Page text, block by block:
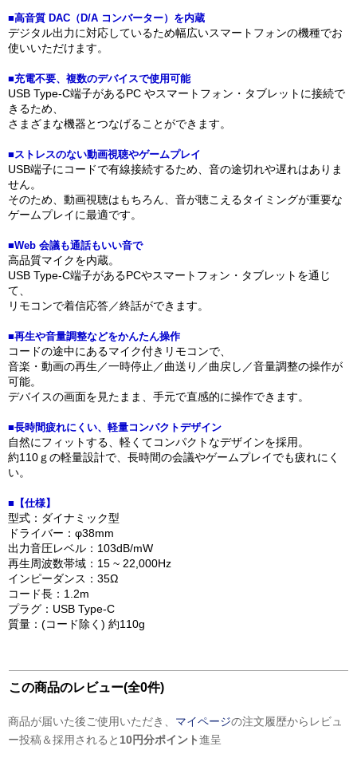
■高音質 DAC（D/A コンバーター）を内蔵
デジタル出力に対応しているため幅広いスマートフォンの機種でお
使いいただけます。
■充電不要、複数のデバイスで使用可能
USB Type-C端子があるPC やスマートフォン・タブレットに接続で
きるため、
さまざまな機器とつなげることができます。
■ストレスのない動画視聴やゲームプレイ
USB端子にコードで有線接続するため、音の途切れや遅れはありま
せん。
そのため、動画視聴はもちろん、音が聴こえるタイミングが重要な
ゲームプレイに最適です。
■Web 会議も通話もいい音で
高品質マイクを内蔵。
USB Type-C端子があるPCやスマートフォン・タブレットを通じ
て、
リモコンで着信応答／終話ができます。
■再生や音量調整などをかんたん操作
コードの途中にあるマイク付きリモコンで、
音楽・動画の再生／一時停止／曲送り／曲戻し／音量調整の操作が
可能。
デバイスの画面を見たまま、手元で直感的に操作できます。
■長時間疲れにくい、軽量コンパクトデザイン
自然にフィットする、軽くてコンパクトなデザインを採用。
約110ｇの軽量設計で、長時間の会議やゲームプレイでも疲れにく
い。
■【仕様】
型式：ダイナミック型
ドライバー：φ38mm
出力音圧レベル：103dB/mW
再生周波数帯域：15 ~ 22,000Hz
インピーダンス：35Ω
コード長：1.2m
プラグ：USB Type-C
質量：(コード除く) 約110g
この商品のレビュー(全0件)
商品が届いた後ご使用いただき、 マイページの注文履歴からレビュ
ー投稿＆採用されると 10円分ポイント進呈